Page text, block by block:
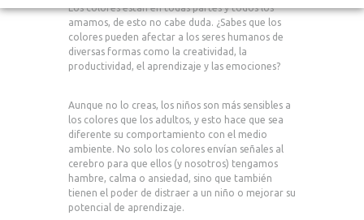
Los colores están en todas partes y todos los
amamos, de esto no cabe duda. ¿Sabes que los
colores pueden afectar a los seres humanos de
diversas formas como la creatividad, la
productividad, el aprendizaje y las emociones?
Aunque no lo creas, los niños son más sensibles a
los colores que los adultos, y esto hace que sea
diferente su comportamiento con el medio
ambiente. No solo los colores envían señales al
cerebro para que ellos (y nosotros) tengamos
hambre, calma o ansiedad, sino que también
tienen el poder de distraer a un niño o mejorar su
potencial de aprendizaje.